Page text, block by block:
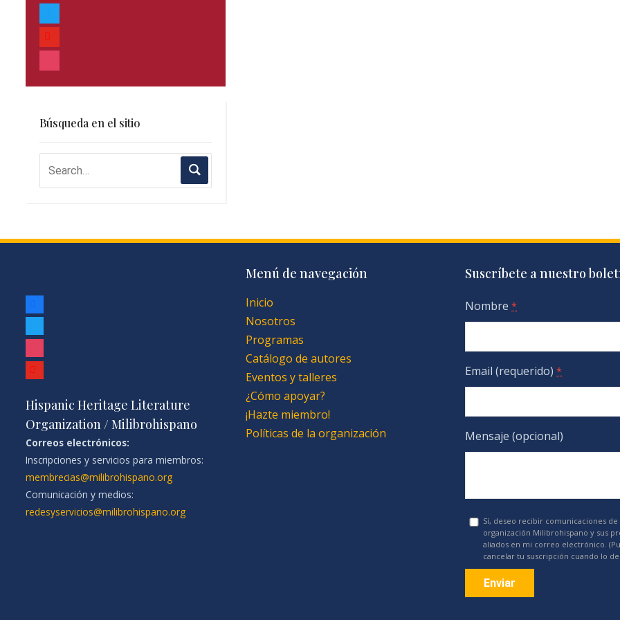
twitter
youtube
instagram
Búsqueda en el sitio
facebook
instagram
youtube
Hispanic Heritage Literature
Organization / Milibrohispano
Correos electrónicos:
Inscripciones y servicios para miembros:
membrecias@milibrohispano.org
Comunicación y medios:
redesyservicios@milibrohispano.org
Menú de navegación
Inicio
Nosotros
Programas
Catálogo de autores
Eventos y talleres
¿Cómo apoyar?
¡Hazte miembro!
Políticas de la organización
Suscríbete a nuestro
Nombre *
Email (requerido) *
Mensaje (opcional)
Sí, deseo recibir comunicaciones de
organización Milibrohispano y sus
aliados en mi correo electrónico.
cancelar tu suscripción cuando lo